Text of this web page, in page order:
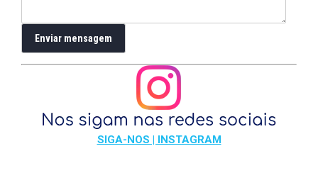
SIGA-NOS | INSTAGRAM